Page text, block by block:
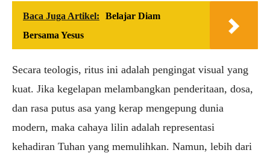
Baca Juga Artikel:
Belajar Diam
Bersama Yesus
Secara teologis, ritus ini adalah pengingat visual yang
kuat. Jika kegelapan melambangkan penderitaan, dosa,
dan rasa putus asa yang kerap mengepung dunia
modern, maka cahaya lilin adalah representasi
kehadiran Tuhan yang memulihkan. Namun, lebih dari